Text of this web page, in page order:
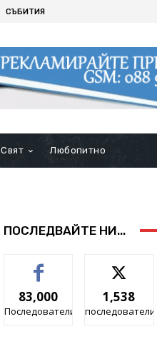
СЪБИТИЯ
Свят Любопитно
ПОСЛЕДВАЙТЕ НИ...
83,000
Последователи
1,538
последователи